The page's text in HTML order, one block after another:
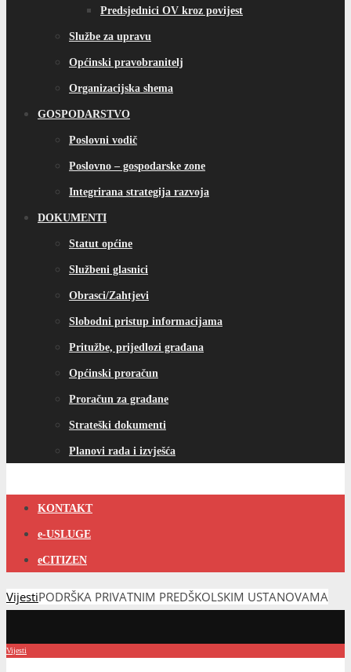
Predsjednici OV kroz povijest
Službe za upravu
Općinski pravobranitelj
Organizacijska shema
GOSPODARSTVO
Poslovni vodič
Poslovno – gospodarske zone
Integrirana strategija razvoja
DOKUMENTI
Statut općine
Službeni glasnici
Obrasci/Zahtjevi
Slobodni pristup informacijama
Pritužbe, prijedlozi građana
Općinski proračun
Proračun za građane
Strateški dokumenti
Planovi rada i izvješća
KONTAKT
e-USLUGE
eCITIZEN
VijestiPODRŠKA PRIVATNIM PREDŠKOLSKIM USTANOVAMA
Vijesti